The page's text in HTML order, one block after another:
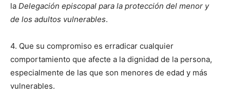
la Delegación episcopal para la protección del menor y
de los adultos vulnerables.
4. Que su compromiso es erradicar cualquier
comportamiento que afecte a la dignidad de la persona,
especialmente de las que son menores de edad y más
vulnerables.